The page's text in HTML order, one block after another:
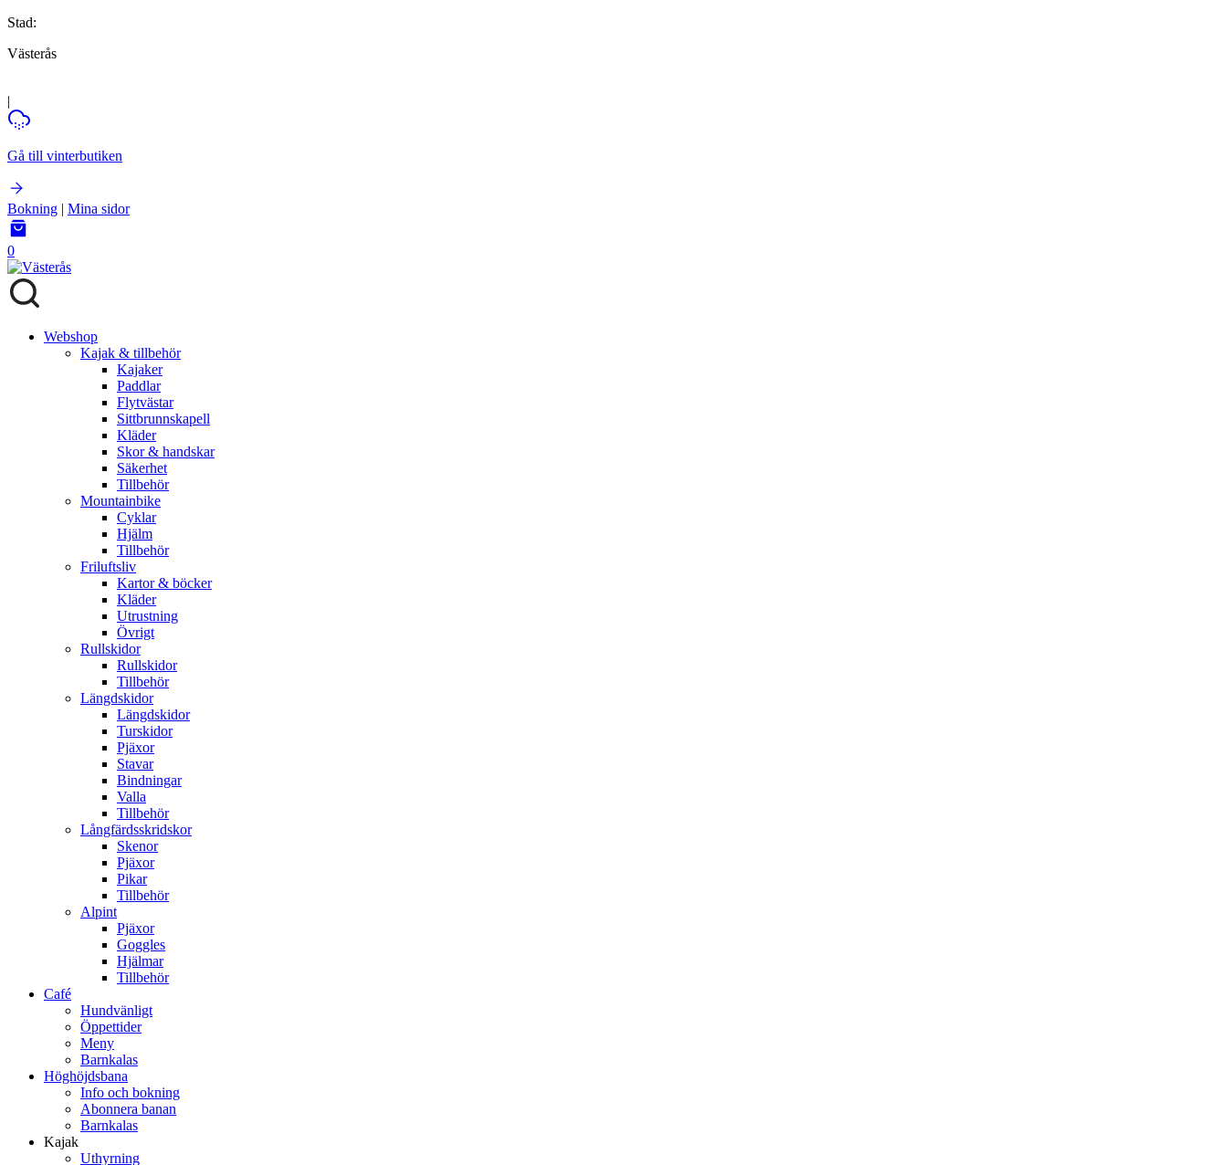
Stad:
Västerås
|
Gå till vinterbutiken
Bokning | Mina sidor
0
Webshop
Kajak & tillbehör
Kajaker
Paddlar
Flytvästar
Sittbrunnskapell
Kläder
Skor & handskar
Säkerhet
Tillbehör
Mountainbike
Cyklar
Hjälm
Tillbehör
Friluftsliv
Kartor & böcker
Kläder
Utrustning
Övrigt
Rullskidor
Rullskidor
Tillbehör
Längdskidor
Längdskidor
Turskidor
Pjäxor
Stavar
Bindningar
Valla
Tillbehör
Långfärdsskridskor
Skenor
Pjäxor
Pikar
Tillbehör
Alpint
Pjäxor
Goggles
Hjälmar
Tillbehör
Café
Hundvänligt
Öppettider
Meny
Barnkalas
Höghöjdsbana
Info och bokning
Abonnera banan
Barnkalas
Kajak
Uthyrning